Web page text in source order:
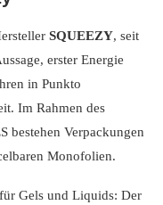
SQUEEZY, seit
erster Energie
in Punkto
Im Rahmen des
bestehen Verpackungen
Monofolien.
Gels und Liquids: Der